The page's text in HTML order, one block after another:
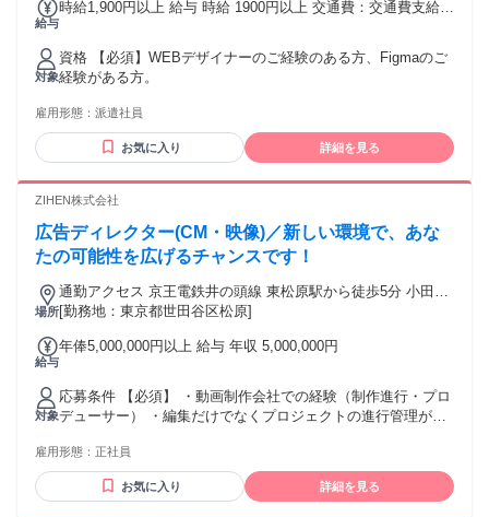
給与
時給1,900円以上 給与 時給 1900円以上 交通費：交通費支給
対象
資格 【必須】WEBデザイナーのご経験のある方、Figmaのご
経験がある方。
雇用形態： 派遣社員
お気に入り 詳細を見る
ZIHEN株式会社
広告ディレクター(CM・映像)／新しい環境で、あな
たの可能性を広げるチャンスです！
場所
通勤アクセス 京王電鉄井の頭線 東松原駅から徒歩5分 小田急
電鉄小田原線 梅ヶ丘駅から徒歩6分
[勤務地：東京都世田谷区松原]
給与
年俸5,000,000円以上 給与 年収 5,000,000円
対象
応募条件 【必須】 ・動画制作会社での経験（制作進行・プロ
デューサー） ・編集だけでなくプロジェクトの進行管理がで
行える方 ・素直な姿勢で業務に取り組み、変化を恐れない方
・デジタルやAI領域に強い興味がある方 ※経験によってはマ
ネージャーとして採用する可能性がございます。
雇用形態： 正社員
お気に入り 詳細を見る